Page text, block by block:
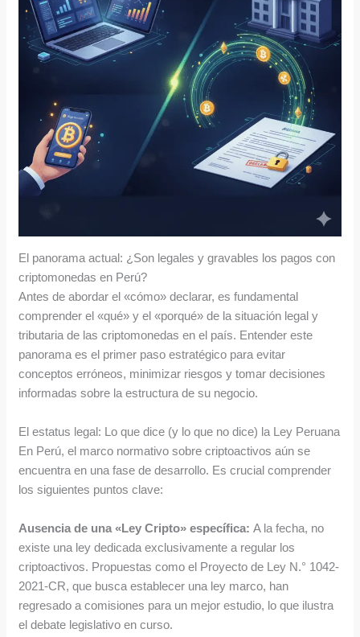
El panorama actual: ¿Son legales y gravables los pagos con
criptomonedas en Perú?
Antes de abordar el «cómo» declarar, es fundamental
comprender el «qué» y el «porqué» de la situación legal y
tributaria de las criptomonedas en el país. Entender este
panorama es el primer paso estratégico para evitar
conceptos erróneos, minimizar riesgos y tomar decisiones
informadas sobre la estructura de su negocio.
El estatus legal: Lo que dice (y lo que no dice) la Ley Peruana
En Perú, el marco normativo sobre criptoactivos aún se
encuentra en una fase de desarrollo. Es crucial comprender
los siguientes puntos clave:
Ausencia de una «Ley Cripto» específica: A la fecha, no
existe una ley dedicada exclusivamente a regular los
criptoactivos. Propuestas como el Proyecto de Ley N.° 1042-
2021-CR, que busca establecer una ley marco, han
regresado a comisiones para un mejor estudio, lo que ilustra
el debate legislativo en curso.